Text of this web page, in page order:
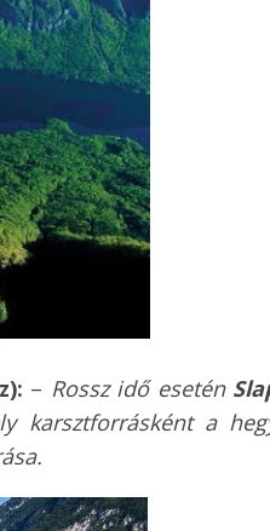
– Rossz idő esetén
karsztforrásként a